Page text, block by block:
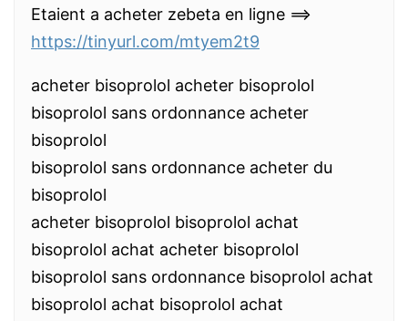
Etaient a acheter zebeta en ligne ==>
https://tinyurl.com/mtyem2t9
acheter bisoprolol acheter bisoprolol
bisoprolol sans ordonnance acheter
bisoprolol
bisoprolol sans ordonnance acheter du
bisoprolol
acheter bisoprolol bisoprolol achat
bisoprolol achat acheter bisoprolol
bisoprolol sans ordonnance bisoprolol achat
bisoprolol achat bisoprolol achat